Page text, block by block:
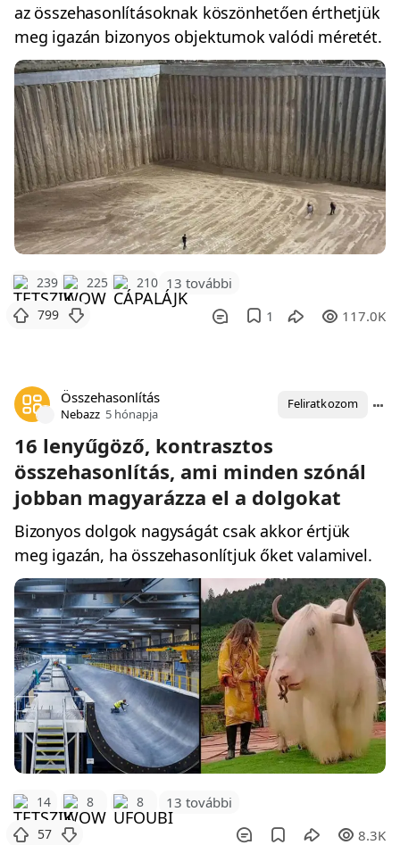
az összehasonlításoknak köszönhetően érthetjük
meg igazán bizonyos objektumok valódi méretét.
239 225 210 13 további
799 1 117.0K
Összehasonlítás
Nebazz 5 hónapja
Feliratkozom
16 lenyűgöző, kontrasztos
összehasonlítás, ami minden szónál
jobban magyarázza el a dolgokat
Bizonyos dolgok nagyságát csak akkor értjük
meg igazán, ha összehasonlítjuk őket valamivel.
14 8 8 13 további
57 8.3K